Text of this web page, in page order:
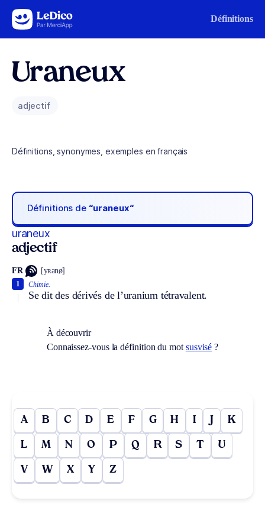
Aller au contenu Définitions
Uraneux
adjectif
Définitions, synonymes, exemples en français
Définitions de “uraneux“
uraneux
adjectif
FR [yʀanø]
Chimie.
Se dit des dérivés de l’uranium tétravalent.
1
À découvrir
Connaissez-vous la définition du mot susvisé ?
A B C D E F G H I J K
L M N O P Q R S T U
V W X Y Z